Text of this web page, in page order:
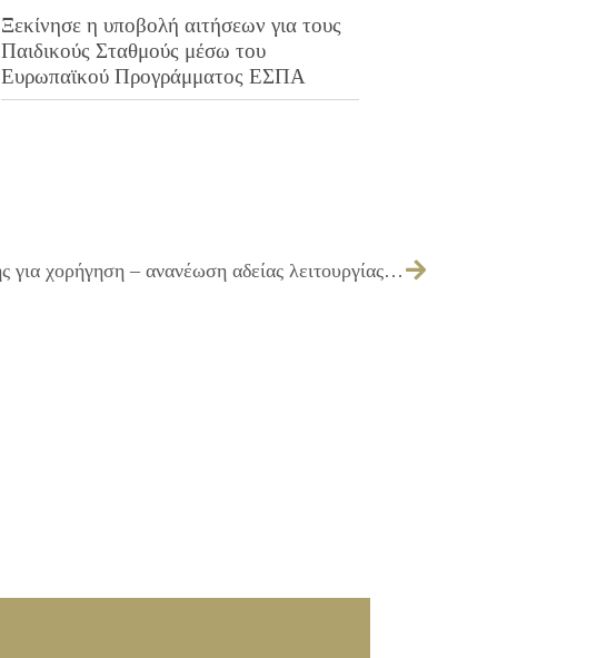
Ξεκίνησε η υποβολή αιτήσεων για τους
Παιδικούς Σταθμούς μέσω του
Ευρωπαϊκού Προγράμματος ΕΣΠΑ
083/2015 – Λήψη απόφασης για χορήγηση – ανανέωση αδείας λειτουργίας μουσικής καταστημάτων υγειονομικού ενδιαφέροντος